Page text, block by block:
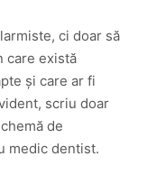
ci doar să
care există
și care ar fi
scriu doar
de
medic dentist.